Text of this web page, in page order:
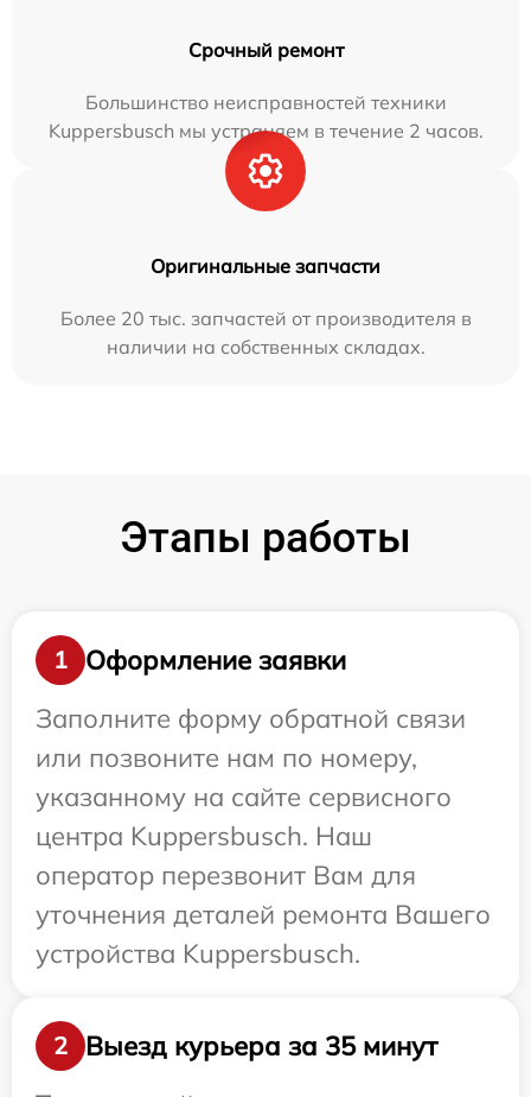
Срочный ремонт
Большинство неисправностей техники
Kuppersbusch мы устраняем в течение 2 часов.
Оригинальные запчасти
Более 20 тыс. запчастей от производителя в
наличии на собственных складах.
Этапы работы
1
Оформление заявки
Заполните форму обратной связи
или позвоните нам по номеру,
указанному на сайте сервисного
центра Kuppersbusch. Наш
оператор перезвонит Вам для
уточнения деталей ремонта Вашего
устройства Kuppersbusch.
2
Выезд курьера за 35 минут